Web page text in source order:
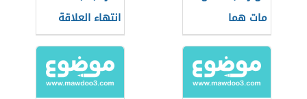
مات هما
انتهاء العلاقة